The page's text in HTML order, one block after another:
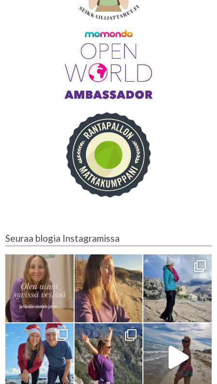
Seuraa blogia Instagramissa